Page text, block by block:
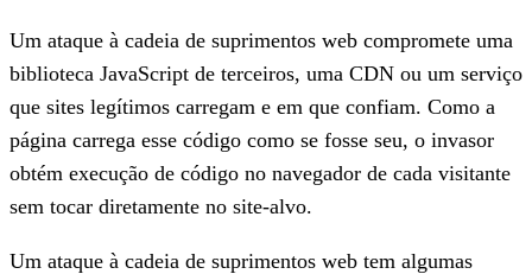
Um ataque à cadeia de suprimentos web compromete uma
biblioteca JavaScript de terceiros, uma CDN ou um serviço
que sites legítimos carregam e em que confiam. Como a
página carrega esse código como se fosse seu, o invasor
obtém execução de código no navegador de cada visitante
sem tocar diretamente no site-alvo.
Um ataque à cadeia de suprimentos web tem algumas